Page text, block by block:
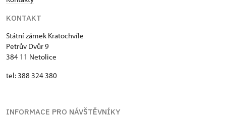
KONTAKT
Státní zámek Kratochvíle
Petrův Dvůr 9
384 11 Netolice
tel: 388 324 380
INFORMACE PRO NÁVŠTĚVNÍKY